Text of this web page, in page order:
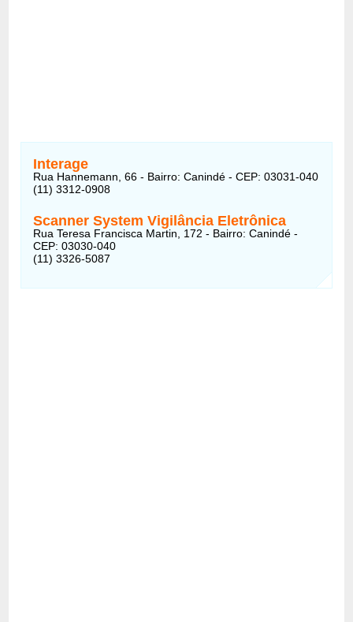
Interage
Rua Hannemann, 66 - Bairro: Canindé - CEP: 03031-040
(11) 3312-0908
Scanner System Vigilância Eletrônica
Rua Teresa Francisca Martin, 172 - Bairro: Canindé -
CEP: 03030-040
(11) 3326-5087